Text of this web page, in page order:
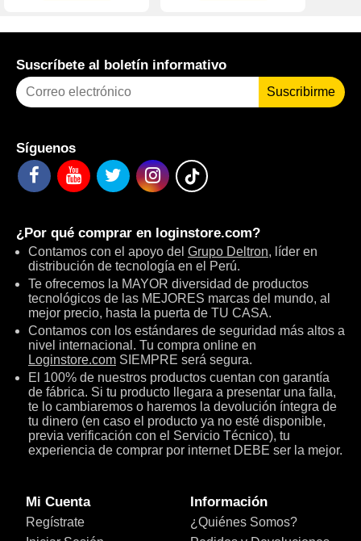
Suscríbete al boletín informativo
Suscribirme
Síguenos
¿Por qué comprar en loginstore.com?
Contamos con el apoyo del Grupo Deltron, líder en
distribución de tecnología en el Perú.
Te ofrecemos la MAYOR diversidad de productos
tecnológicos de las MEJORES marcas del mundo, al
mejor precio, hasta la puerta de TU CASA.
Contamos con los estándares de seguridad más altos a
nivel internacional. Tu compra online en
Loginstore.com SIEMPRE será segura.
El 100% de nuestros productos cuentan con garantía
de fábrica. Si tu producto llegara a presentar una falla,
te lo cambiaremos o haremos la devolución íntegra de
tu dinero (en caso el producto ya no esté disponible,
previa verificación con el Servicio Técnico), tu
experiencia de comprar por internet DEBE ser la mejor.
Mi Cuenta
Regístrate
Información
¿Quiénes Somos?